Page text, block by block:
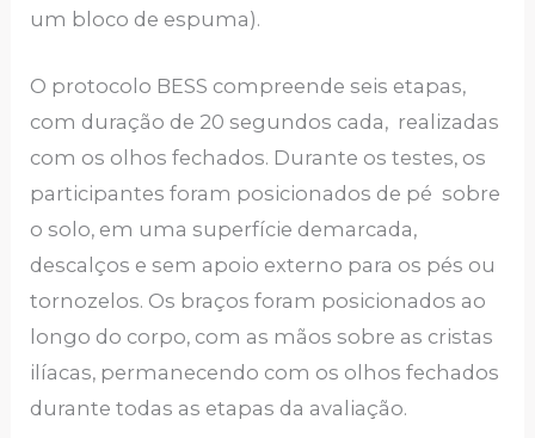
um bloco de espuma).
O protocolo BESS compreende seis etapas,
com duração de 20 segundos cada, realizadas
com os olhos fechados. Durante os testes, os
participantes foram posicionados de pé sobre
o solo, em uma superfície demarcada,
descalços e sem apoio externo para os pés ou
tornozelos. Os braços foram posicionados ao
longo do corpo, com as mãos sobre as cristas
ilíacas, permanecendo com os olhos fechados
durante todas as etapas da avaliação.